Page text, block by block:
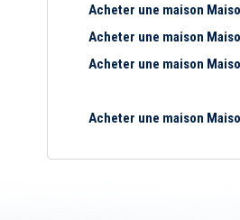
Acheter une maison
Acheter une maison
Acheter une maison
Acheter une maison